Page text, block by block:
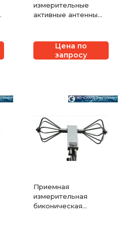
измерительные
активные антенны
Цена по
запросу
Приемная
измерительная
биконическая